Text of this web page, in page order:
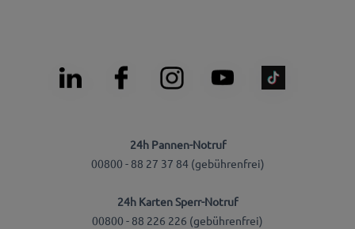
24h Pannen-Notruf
00800 - 88 27 37 84 (gebührenfrei)
24h Karten Sperr-Notruf
00800 - 88 226 226 (gebührenfrei)